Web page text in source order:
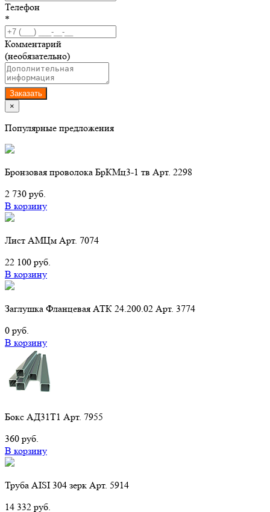
Телефон
*
Комментарий
(необязательно)
Заказать
×
Популярные предложения
Бронзовая проволока БрКМц3-1 тв Арт. 2298
2 730 руб.
В корзину
Лист АМЦм Арт. 7074
22 100 руб.
В корзину
Заглушка Фланцевая АТК 24.200.02 Арт. 3774
0 руб.
В корзину
Бокс АД31Т1 Арт. 7955
360 руб.
В корзину
Труба AISI 304 зерк Арт. 5914
14 332 руб.